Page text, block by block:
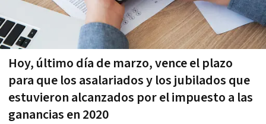
Hoy, último día de marzo, vence el plazo
para que los asalariados y los jubilados que
estuvieron alcanzados por el impuesto a las
ganancias en 2020